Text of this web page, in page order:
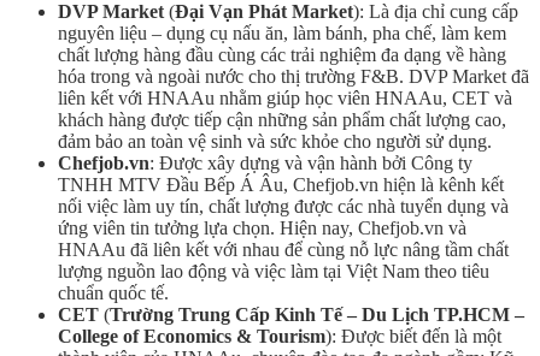
DVP Market (Đại Vạn Phát Market): Là địa chỉ cung cấp
nguyên liệu – dụng cụ nấu ăn, làm bánh, pha chế, làm kem
chất lượng hàng đầu cùng các trải nghiệm đa dạng về hàng
hóa trong và ngoài nước cho thị trường F&B. DVP Market đã
liên kết với HNAAu nhằm giúp học viên HNAAu, CET và
khách hàng được tiếp cận những sản phẩm chất lượng cao,
đảm bảo an toàn vệ sinh và sức khỏe cho người sử dụng.
Chefjob.vn: Được xây dựng và vận hành bởi Công ty
TNHH MTV Đầu Bếp Á Âu, Chefjob.vn hiện là kênh kết
nối việc làm uy tín, chất lượng được các nhà tuyển dụng và
ứng viên tin tưởng lựa chọn. Hiện nay, Chefjob.vn và
HNAAu đã liên kết với nhau để cùng nỗ lực nâng tầm chất
lượng nguồn lao động và việc làm tại Việt Nam theo tiêu
chuẩn quốc tế.
CET (Trường Trung Cấp Kinh Tế – Du Lịch TP.HCM –
College of Economics & Tourism): Được biết đến là một